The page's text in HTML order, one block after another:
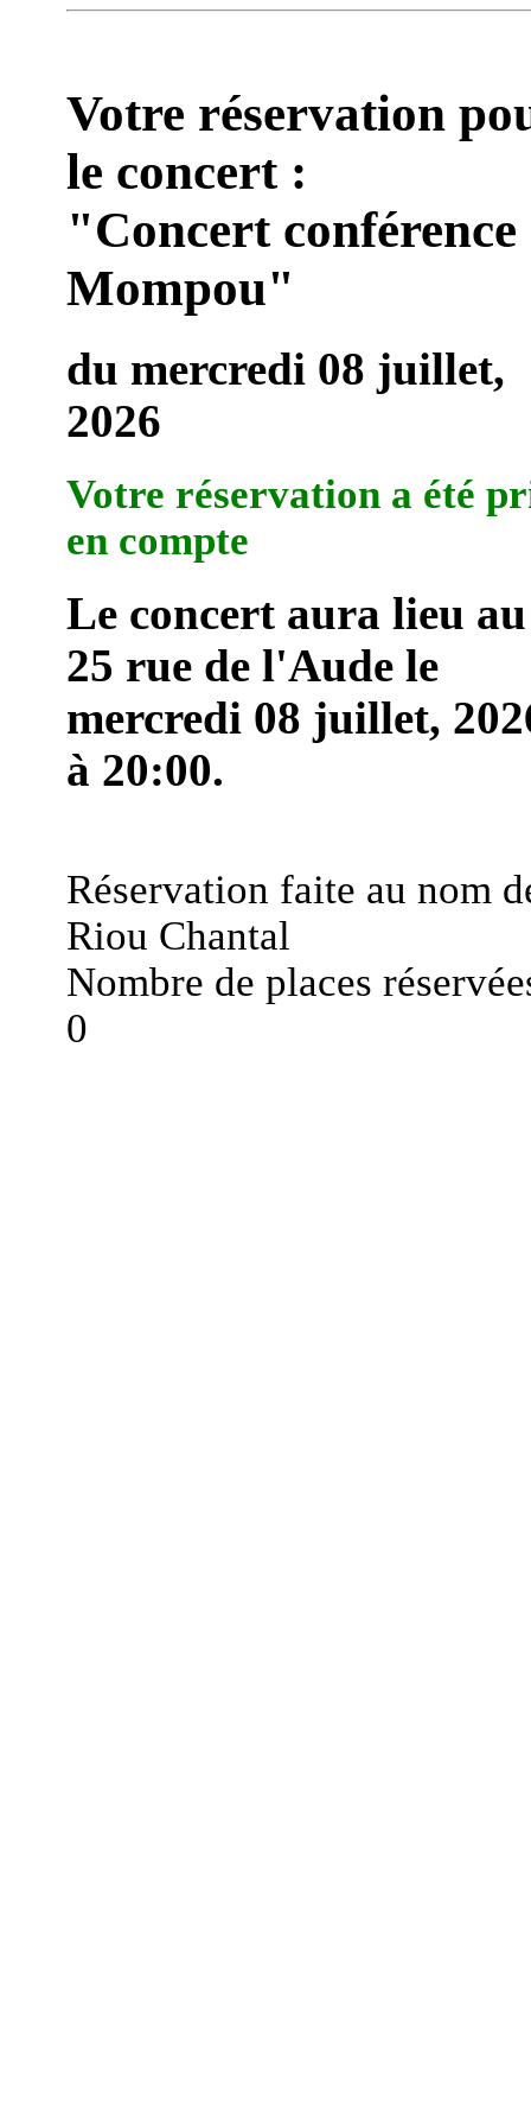
Votre réservation
le concert :
"Concert conférence
Mompou"
du mercredi 08 juillet,
2026
Votre réservation a été
en compte
Le concert aura lieu au
25 rue de l'Aude le
mercredi 08 juillet,
à 20:00.
Réservation faite au nom
Riou Chantal
Nombre de places
0